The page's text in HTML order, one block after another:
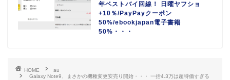
年ベストバイ回線！ 日曜ヤフショ
+10％/PayPayクーポン
50%/ebookjapan電子書籍
50%・・・
HOME
au
Galaxy Note9、まさかの機種変更安売り開始・・・ 一括4.3万は超特価すぎる